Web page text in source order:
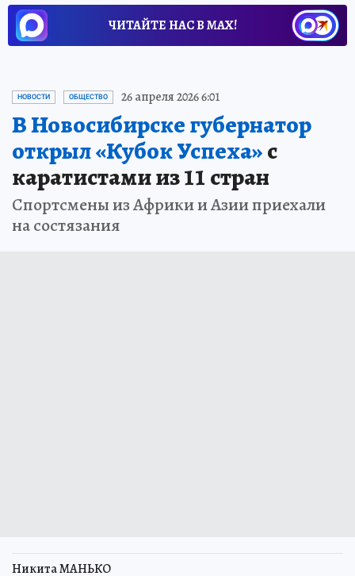
ЧИТАЙТЕ НАС В МАХ!
НОВОСТИ ОБЩЕСТВО 26 апреля 2026 6:01
В Новосибирске губернатор
открыл «Кубок Успеха»с
каратистами из 11 стран
Спортсмены из Африки и Азии приехали
на состязания
Никита МАНЬКО